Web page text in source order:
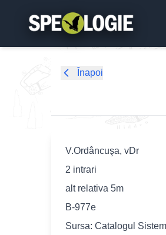
Înapoi
V.Ordâncuşa, vDr
2 intrari
alt relativa 5m
B-977e
Sursa: Catalogul